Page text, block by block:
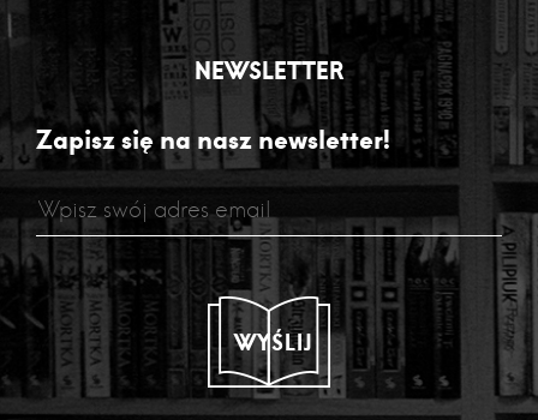
NEWSLETTER
Zapisz się na nasz newsletter!
WYŚLIJ